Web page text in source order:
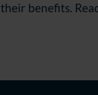
their benefits.